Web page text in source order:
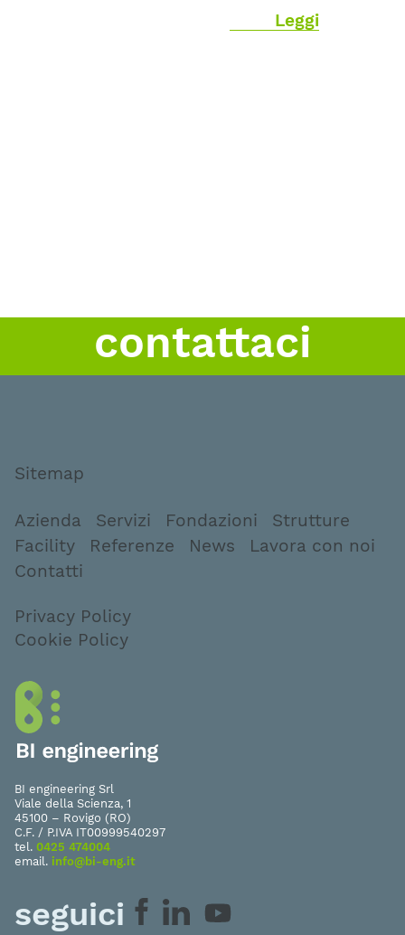
Leggi
contattaci
BI engineering Srl
Viale della Scienza, 1
45100 – Rovigo (RO)
C.F. / P.IVA IT00999540297
tel. 0425 474004
email. info@bi-eng.it
seguici
Sitemap
Azienda Servizi Fondazioni
Strutture
Facility
Referenze News
Lavora con noi
Contatti
Privacy Policy
Cookie Policy